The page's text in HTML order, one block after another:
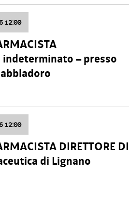
12:00
indeterminato – presso
12:00
DIRETTORE DI
di Lignano